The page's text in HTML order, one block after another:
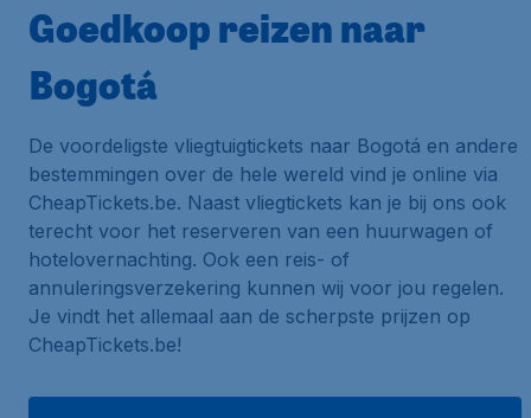
Goedkoop reizen naar
Bogotá
De voordeligste vliegtuigtickets naar Bogotá en andere
bestemmingen over de hele wereld vind je online via
CheapTickets.be. Naast vliegtickets kan je bij ons ook
terecht voor het reserveren van een huurwagen of
hotelovernachting. Ook een reis- of
annuleringsverzekering kunnen wij voor jou regelen.
Je vindt het allemaal aan de scherpste prijzen op
CheapTickets.be!